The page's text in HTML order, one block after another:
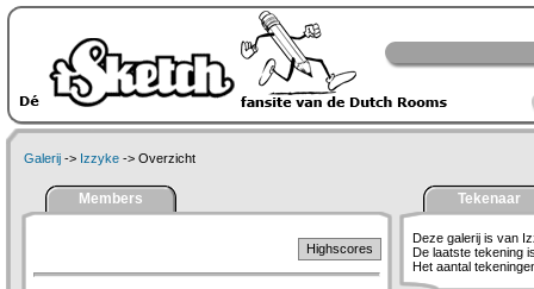
Galerij -> Izzyke -> Overzicht
Members
Highscores
Tekenaar
Deze galerij is van
De laatste tekening
Het aantal